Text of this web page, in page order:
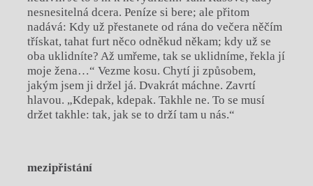
nesnesitelná dcera. Peníze si bere; ale přitom
nadává: Kdy už přestanete od rána do večera něčím
třískat, tahat furt něco odněkud někam; kdy už se
oba uklidníte? Až umřeme, tak se uklidníme, řekla jí
moje žena…“ Vezme kosu. Chytí ji způsobem,
jakým jsem ji držel já. Dvakrát máchne. Zavrtí
hlavou. „Kdepak, kdepak. Takhle ne. To se musí
držet takhle: tak, jak se to drží tam u nás.“
mezipřistání